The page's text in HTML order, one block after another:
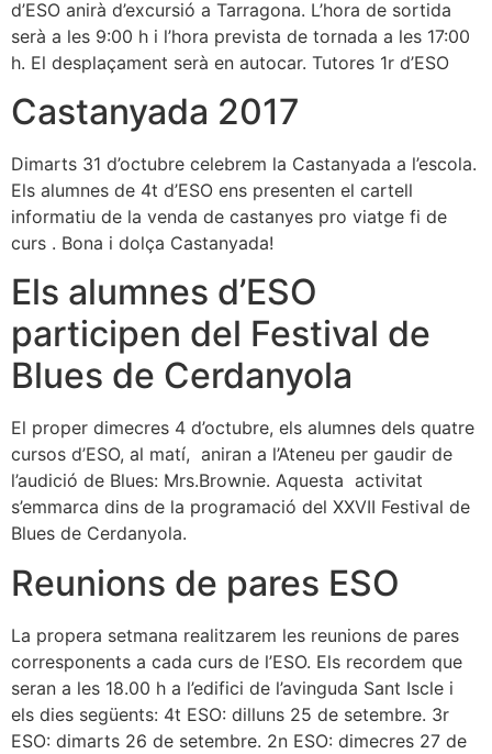
d’ESO anirà d’excursió a Tarragona. L’hora de sortida
serà a les 9:00 h i l’hora prevista de tornada a les 17:00
h. El desplaçament serà en autocar. Tutores 1r d’ESO
Castanyada 2017
Dimarts 31 d’octubre celebrem la Castanyada a l’escola.
Els alumnes de 4t d’ESO ens presenten el cartell
informatiu de la venda de castanyes pro viatge fi de
curs . Bona i dolça Castanyada!
Els alumnes d’ESO
participen del Festival de
Blues de Cerdanyola
El proper dimecres 4 d’octubre, els alumnes dels quatre
cursos d’ESO, al matí, aniran a l’Ateneu per gaudir de
l’audició de Blues: Mrs.Brownie. Aquesta activitat
s’emmarca dins de la programació del XXVII Festival de
Blues de Cerdanyola.
Reunions de pares ESO
La propera setmana realitzarem les reunions de pares
corresponents a cada curs de l’ESO. Els recordem que
seran a les 18.00 h a l’edifici de l’avinguda Sant Iscle i
els dies següents: 4t ESO: dilluns 25 de setembre. 3r
ESO: dimarts 26 de setembre. 2n ESO: dimecres 27 de